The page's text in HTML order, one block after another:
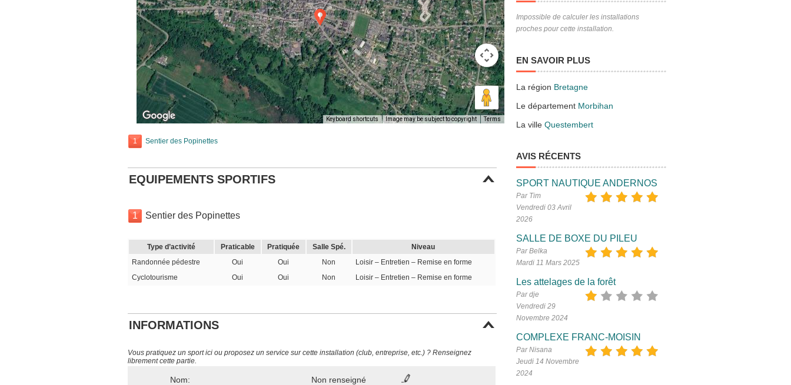
Keyboard shortcuts Image may be subject to copyright Terms
1 Sentier des Popinettes
EQUIPEMENTS SPORTIFS
1 Sentier des Popinettes
Type d’activité Praticable Pratiquée Salle Spé.
Niveau
Randonnée pédestre
Oui Oui Non
Loisir – Entretien – Remise en forme
Cyclotourisme
Oui Oui Non Loisir – Entretien – Remise en forme
INFORMATIONS
Vous pratiquez un sport ici ou proposez un service sur cette installation (club, entreprise, etc.) ? Renseignez
librement cette partie.
Nom:
Non renseigné
Impossible de calculer les installations
proches pour cette installation.
EN SAVOIR PLUS
La région Bretagne
Le département Morbihan
La ville Questembert
AVIS RÉCENTS
SPORT NAUTIQUE ANDERNOS
Par Tim
Vendredi 03 Avril
2026
SALLE DE BOXE DU PILEU
Par Belka
Mardi 11 Mars 2025
Les attelages de la forêt
Par dje
Vendredi 29
Novembre 2024
COMPLEXE FRANC-MOISIN
Par Nisana
Jeudi 14 Novembre
2024